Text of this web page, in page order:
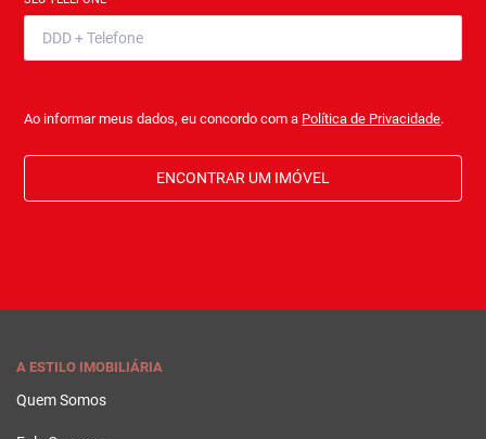
Ao informar meus dados, eu concordo com a Política de Privacidade.
ENCONTRAR UM IMÓVEL
A ESTILO IMOBILIÁRIA
Quem Somos